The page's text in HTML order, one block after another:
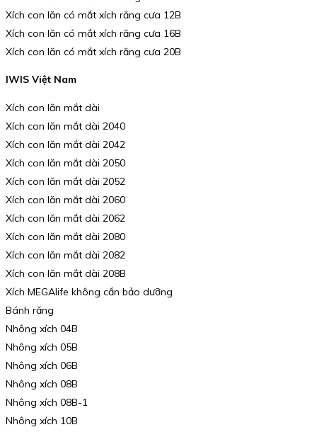
Xích con lăn có mắt xích răng cưa 12B
Xích con lăn có mắt xích răng cưa 16B
Xích con lăn có mắt xích răng cưa 20B
IWIS Việt Nam
Xích con lăn mắt dài
Xích con lăn mắt dài 2040
Xích con lăn mắt dài 2042
Xích con lăn mắt dài 2050
Xích con lăn mắt dài 2052
Xích con lăn mắt dài 2060
Xích con lăn mắt dài 2062
Xích con lăn mắt dài 2080
Xích con lăn mắt dài 2082
Xích con lăn mắt dài 208B
Xích MEGAlife không cần bảo dưỡng
Bánh răng
Nhông xích 04B
Nhông xích 05B
Nhông xích 06B
Nhông xích 08B
Nhông xích 08B-1
Nhông xích 10B